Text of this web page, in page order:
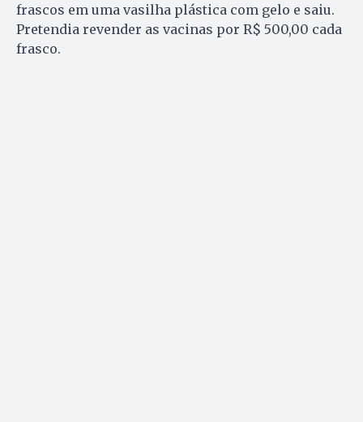
frascos em uma vasilha plástica com gelo e saiu.
Pretendia revender as vacinas por R$ 500,00 cada
frasco.